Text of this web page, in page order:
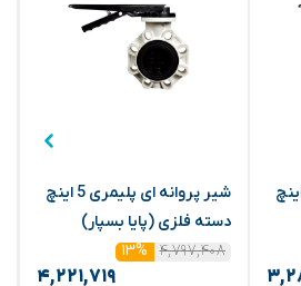
ای پلیمری 4 اینچ
شیر پروانه ای پلیمری 5 اینچ
دسته فلزی (پایا بسپار)
۴,۷۹۷,۴۰۸
۱۳%
۴,۲۲۱,۷۱۹